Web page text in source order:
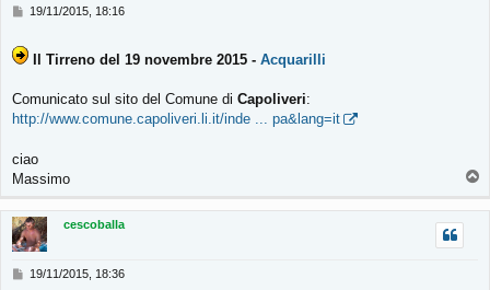
M
s
g
i
19/11/2015, 18:16
Il Tirreno del 19 novembre 2015 - Acquarilli
Comunicato sul sito del Comune di Capoliveri:
http://www.comune.capoliveri.li.it/inde ... pa&lang=it
ciao
Massimo
p
cescoballa
M19/11/2015, 18:36